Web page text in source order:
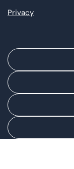
Privacy